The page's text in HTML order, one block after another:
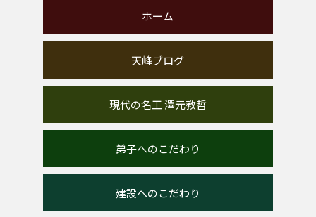
ホーム
天峰ブログ
現代の名工 澤元教哲
弟子へのこだわり
建設へのこだわり